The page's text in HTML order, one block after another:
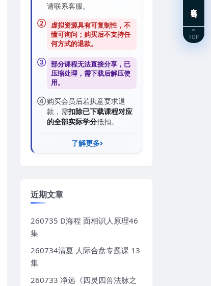
请联系客服。
②
虚拟资源具有可复制性，不
懂可询问；购买后不支持任
何方式的退款。
③ 部分课程无法直接分享，已
压缩处理，需下载后解压使
用。
④购买会员后若执意要求退
款，需扣除已下载课程对应
的全部实际学分抵扣。
了解更多
近期文章
260735 D海程 面相识人原理46
集
260734清夏 人际合盘专题课 13
集
260733 净远《四灵四兽法脉之
TOP